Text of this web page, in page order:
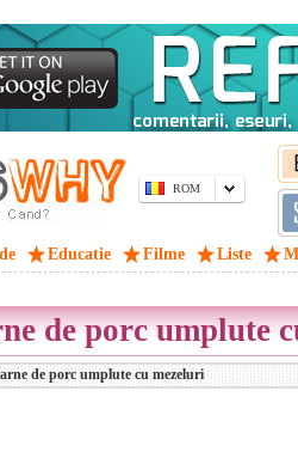
ROM
Educatie Filme Liste
de porc umplute
de porc umplute cu mezeluri